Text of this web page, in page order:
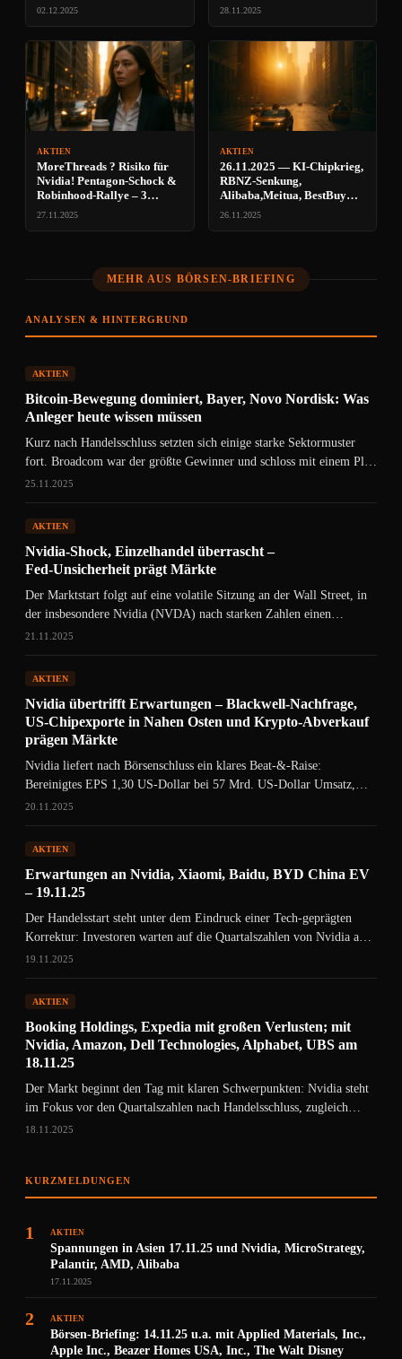
02.12.2025 28.11.2025
AKTIEN
MoreThreads ? Risiko für
Nvidia! Pentagon-Schock &
Robinhood-Rallye – 3
Risiken
27.11.2025
AKTIEN
26.11.2025 — KI‑Chipkrieg,
RBNZ‑Senkung,
Alibaba,Meitua, BestBuy
u.v.m
26.11.2025
MEHR AUS BÖRSEN-BRIEFING
ANALYSEN & HINTERGRUND
AKTIEN
Bitcoin-Bewegung dominiert, Bayer, Novo Nordisk: Was
Anleger heute wissen müssen
Kurz nach Handelsschluss setzten sich einige starke Sektormuster
fort. Broadcom war der größte Gewinner und schloss mit einem Plus
von…
25.11.2025
AKTIEN
Nvidia‑Shock, Einzelhandel überrascht –
Fed‑Unsicherheit prägt Märkte
Der Marktstart folgt auf eine volatile Sitzung an der Wall Street, in
der insbesondere Nvidia (NVDA) nach starken Zahlen einen…
21.11.2025
AKTIEN
Nvidia übertrifft Erwartungen – Blackwell‑Nachfrage,
US‑Chipexporte in Nahen Osten und Krypto‑Abverkauf
prägen Märkte
Nvidia liefert nach Börsenschluss ein klares Beat‑&‑Raise:
Bereinigtes EPS 1,30 US-Dollar bei 57 Mrd. US‑Dollar Umsatz,
Rechenzentrumserlöse 51,2 Mrd. US‑Dollar…
20.11.2025
AKTIEN
Erwartungen an Nvidia, Xiaomi, Baidu, BYD China EV
– 19.11.25
Der Handelsstart steht unter dem Eindruck einer Tech-geprägten
Korrektur: Investoren warten auf die Quartalszahlen von Nvidia am
Abend, nachdem zuvor…
19.11.2025
AKTIEN
Booking Holdings, Expedia mit großen Verlusten; mit
Nvidia, Amazon, Dell Technologies, Alphabet, UBS am
18.11.25
Der Markt beginnt den Tag mit klaren Schwerpunkten: Nvidia steht
im Fokus vor den Quartalszahlen nach Handelsschluss, zugleich
treiben Unternehmensanleihen…
18.11.2025
KURZMELDUNGEN
1 AKTIEN
Spannungen in Asien 17.11.25 und Nvidia, MicroStrategy,
Palantir, AMD, Alibaba
17.11.2025
2 AKTIEN
Börsen-Briefing: 14.11.25 u.a. mit Applied Materials, Inc.,
Apple Inc., Beazer Homes USA, Inc., The Walt Disney